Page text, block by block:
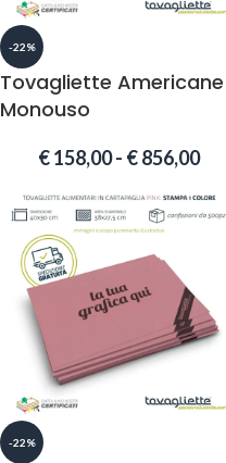
-22%
Tovagliette Americane
Monouso
€158,00- €856,00
-22%